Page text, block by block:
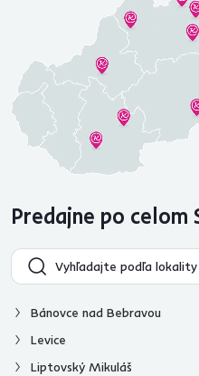
Predajne po celom
Bánovce nad Bebravou
Levice
Liptovský Mikuláš